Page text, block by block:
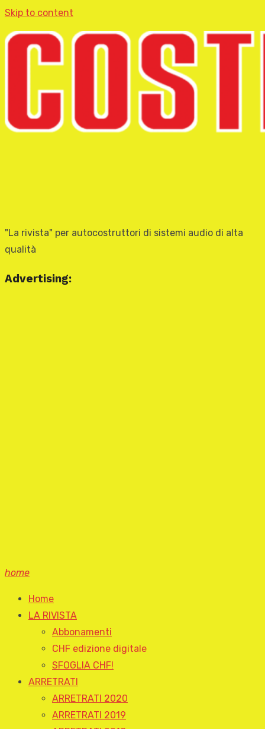
Skip to content
"La rivista" per autocostruttori di sistemi audio di alta
qualità
Advertising:
home
Home
LA RIVISTA
Abbonamenti
CHF edizione digitale
SFOGLIA CHF!
ARRETRATI
ARRETRATI 2020
ARRETRATI 2019